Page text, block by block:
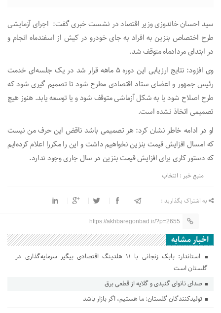
سید احسان خاندوزی وزیر اقتصاد در نشست خبری گفت: اجرای آزمایشی
طرح اختصاص بنزین به افراد به جای خودرو در کیش از اسفندماه انجام و
در ابتدای مردادماه متوقف شد.
وی افزود: نتایج ارزیابی این دوره 5 ماهه قرار شد در یک جلسه‌ای خدمت
رئیس جمهور و اعضای ستاد اقتصادی مطرح شود تا تصمیم گیری شود که
طرح اصلاح شود یا به شکل آزماشی متوقف شود و یا توسعه یابد. هنوز هیچ
تصمیمی اتخاذ نشده است.
او در ادامه خاطر نشان کرد: هر تصمیمی باشد ناقض این حرف من نیست
که امسال افزایش قیمت بنزین نخواهیم داشت و این را مکررا اعلام کرده‌ایم
که دستور کاری برای افزایش قیمت بنزین در سال جاری وجود ندارد.
منبع خبر : انتخاب
به اشتراک بگذارید :
https://akhbaregonbad.ir/?p=2655
اخبار مشابه
استاندار: بابک زنجانی با ۱۱ هلدینگ اقتصادی پیگیر سرمایه‌گذاری در
گلستان است
صدای نانوای گنبدی و گلایه از قطعی برق
تولیدکنندگان گلستان: ما هستیم، اگر بازار باشد